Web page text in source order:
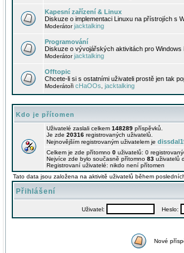
Kapesní zařízení & Linux
Diskuze o implementaci Linuxu na přístrojích s
Moderátorjacktalking
Programování
Diskuze o vývojářských aktivitách pro Windows
Moderátorjacktalking
Offtopic
Chcete-li si s ostatními uživateli prostě jen tak
Moderátoři cHaOOs jacktalking
Kdo je přítomen
Uživatelé zaslali celkem 148289 příspěvků.
Je zde 20316 registrovaných uživatelů.
Nejnovějším registrovaným uživatelem je
Celkem je zde přítomno 0 uživatelů: 0
Nejvíce zde bylo současně přítomno 83 uživatelů
Registrovaní uživatelé: nikdo není přítomen
Tato data jsou založena na aktivitě uživatelů během
Přihlášení
Uživatel: Heslo:
Nové